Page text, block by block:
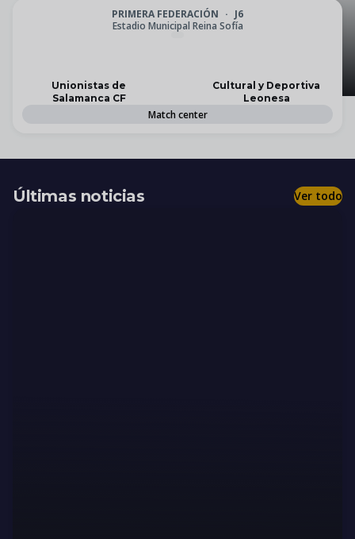
Lemauto renuevan su
una temporada más
PRIMERA FEDERACIÓN · J6
Estadio Municipal Reina Sofía
Unionistas de
Salamanca CF
Cultural y Deportiva
Leonesa
Match center
Últimas noticias Ver todo